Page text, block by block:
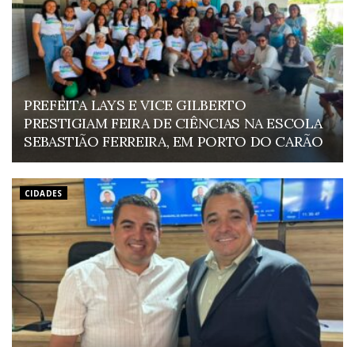
PREFEITA LAYS E VICE GILBERTO
PRESTIGIAM FEIRA DE CIÊNCIAS NA ESCOLA
SEBASTIÃO FERREIRA, EM PORTO DO CARÃO
CIDADES